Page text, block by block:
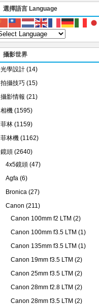
選擇語言 Language
攝影世界
光學設計 (14)
拍攝技巧 (15)
攝影情報 (21)
相機 (1595)
菲林 (1159)
菲林機 (1162)
鏡頭 (2640)
4x5鏡頭 (47)
Agfa (6)
Bronica (27)
Canon (211)
Canon 100mm f2 LTM (2)
Canon 100mm f3.5 LTM (1)
Canon 135mm f3.5 LTM (1)
Canon 19mm f3.5 LTM (2)
Canon 25mm f3.5 LTM (2)
Canon 28mm f2.8 LTM (2)
Canon 28mm f3.5 LTM (2)